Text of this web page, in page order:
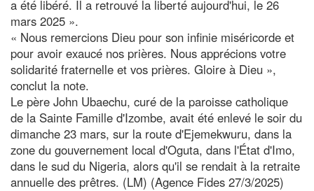
a été libéré. Il a retrouvé la liberté aujourd'hui, le 26
mars 2025 ».
« Nous remercions Dieu pour son infinie miséricorde et
pour avoir exaucé nos prières. Nous apprécions votre
solidarité fraternelle et vos prières. Gloire à Dieu »,
conclut la note.
Le père John Ubaechu, curé de la paroisse catholique
de la Sainte Famille d'Izombe, avait été enlevé le soir du
dimanche 23 mars, sur la route d'Ejemekwuru, dans la
zone du gouvernement local d'Oguta, dans l'État d'Imo,
dans le sud du Nigeria, alors qu'il se rendait à la retraite
annuelle des prêtres. (LM) (Agence Fides 27/3/2025)